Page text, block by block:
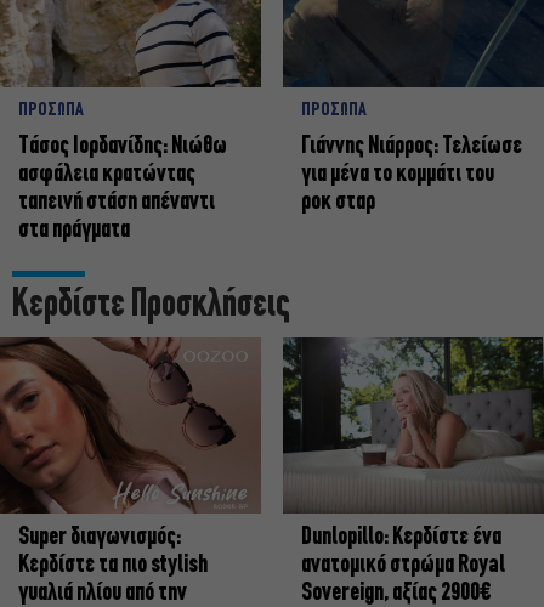
ΠΡΟΣΩΠΑ
Tάσος Ιορδανίδης: Νιώθω
ασφάλεια κρατώντας
ταπεινή στάση απέναντι
στα πράγματα
ΠΡΟΣΩΠΑ
Γιάννης Νιάρρος: Τελείωσε
για μένα το κομμάτι του
ροκ σταρ
Κερδίστε Προσκλήσεις
Super διαγωνισμός:
Κερδίστε τα πιο stylish
γυαλιά ηλίου από την
Dunlopillo: Κερδίστε ένα
ανατομικό στρώμα Royal
Sovereign, αξίας 2900€